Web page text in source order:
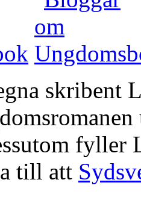
skribent
fyller
till att